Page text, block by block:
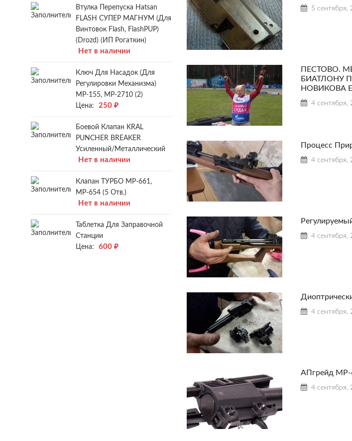
5 сентября,
ПЕСТОВО.
БИАТЛОНУ
НОВИКОВА
4 сентября,
Процесс
4 сентября,
4 сентября,
4 сентября,
АПгрейд МР-
4 сентября,
Втулка Перепуска Hatsan
FLASH СУПЕР МАГНУМ (для
Винтовок Flash, FlashPUP)
(Drozd) (ИП Рогаткин)
Нет в наличии
Ключ Для Насадок (для
Регулировки Механизма)
МР-155, МР-2710 (2)
Цена:
250 ₽
Боевой Клапан KRAL
PUNCHER BREAKER
Усиленный/металлический
Нет в наличии
Клапан ТУРБО МР-661,
МР-654 (5 Отв.)
Нет в наличии
Таблетка Для Заправочной
Станции
Цена:
600 ₽